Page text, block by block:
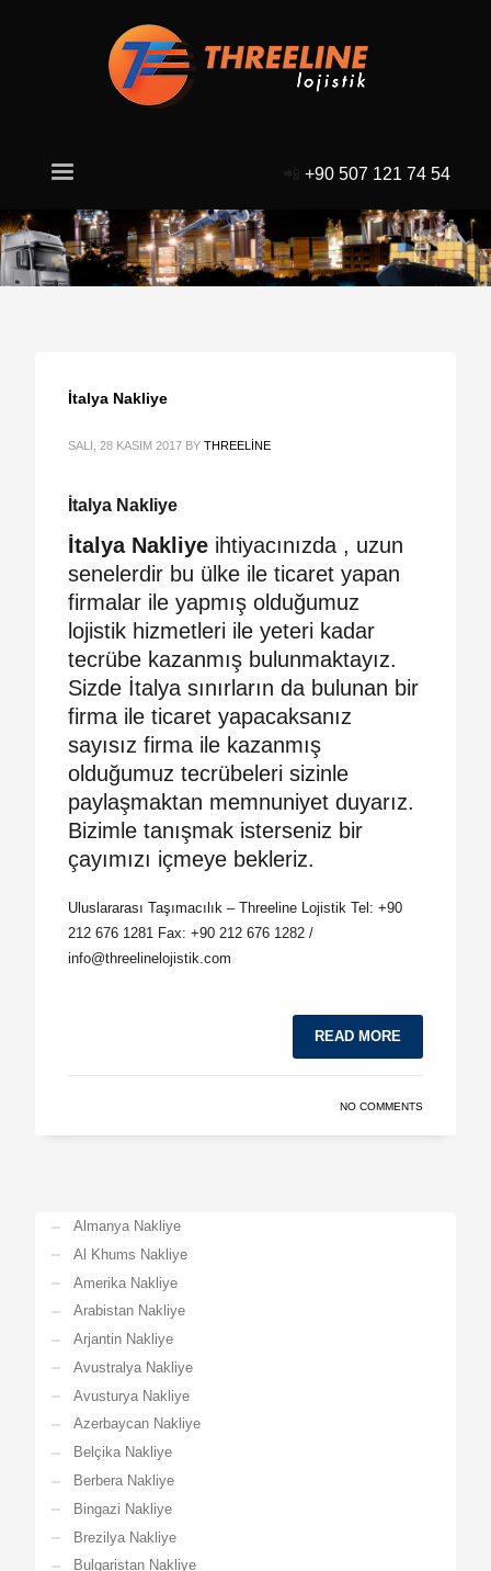
+90 507 121 74 54
İtalya Nakliye
SALI, 28 KASIM 2017 BYTHREELINE
İtalya Nakliye
İtalya Nakliye ihtiyacınızda , uzun
senelerdir bu ülke ile ticaret yapan
firmalar ile yapmış olduğumuz
lojistik hizmetleri ile yeteri kadar
tecrübe kazanmış bulunmaktayız.
Sizde İtalya sınırların da bulunan bir
firma ile ticaret yapacaksanız
sayısız firma ile kazanmış
olduğumuz tecrübeleri sizinle
paylaşmaktan memnuniyet duyarız.
Bizimle tanışmak isterseniz bir
çayımızı içmeye bekleriz.
Uluslararası Taşımacılık – Threeline Lojistik Tel: +90
212 676 1281 Fax: +90 212 676 1282 /
info@threelinelojistik.com
READ MORE
NO COMMENTS
Almanya Nakliye
Al Khums Nakliye
Amerika Nakliye
Arabistan Nakliye
Arjantin Nakliye
Avustralya Nakliye
Avusturya Nakliye
Azerbaycan Nakliye
Belçika Nakliye
Berbera Nakliye
Bingazi Nakliye
Brezilya Nakliye
Bulgaristan Nakliye